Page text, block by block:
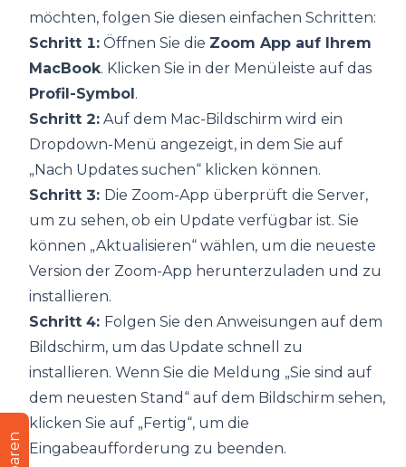
möchten, folgen Sie diesen einfachen Schritten:
Schritt 1: Öffnen Sie die Zoom App auf Ihrem
MacBook. Klicken Sie in der Menüleiste auf das
Profil-Symbol .
Schritt 2: Auf dem Mac-Bildschirm wird ein
Dropdown-Menü angezeigt, in dem Sie auf
„Nach Updates suchen“ klicken können.
Schritt 3: Die Zoom-App überprüft die Server,
um zu sehen, ob ein Update verfügbar ist. Sie
können „Aktualisieren“ wählen, um die neueste
Version der Zoom-App herunterzuladen und zu
installieren.
Schritt 4: Folgen Sie den Anweisungen auf dem
Bildschirm, um das Update schnell zu
installieren. Wenn Sie die Meldung „Sie sind auf
dem neuesten Stand“ auf dem Bildschirm sehen,
klicken Sie auf „Fertig“, um die
Eingabeaufforderung zu beenden.